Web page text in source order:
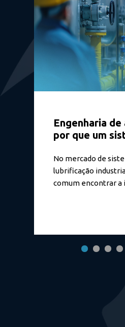
Engenharia de
por que um
dimensionado
operação
No mercado de
lubrificação
comum encontrar a
dos equipamentos